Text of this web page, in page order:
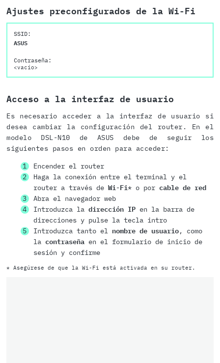
Ajustes preconfigurados de la Wi-Fi
SSID:
ASUS
Contraseña:
<vacío>
Acceso a la interfaz de usuario
Es necesario acceder a la interfaz de usuario si
desea cambiar la configuración del router. En el
modelo DSL-N10 de ASUS debe de seguir los
siguientes pasos en orden para acceder:
Encender el router
Haga la conexión entre el terminal y el
router a través de Wi-Fi* o por cable de red
Abra el navegador web
Introduzca la dirección IPen la barra de
direcciones y pulse la tecla intro
Introduzca tanto el nombre de usuario, como
la contraseña en el formulario de inicio de
sesión y confirme
* Asegúrese de que la Wi-Fi está activada en su router.